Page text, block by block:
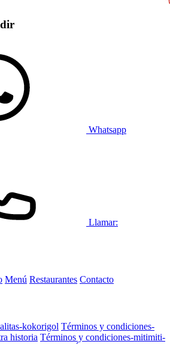
Whatsapp
Llamar:
Menú Restaurantes Contacto
kokorigol Términos y condiciones-
historia Términos y condiciones-mitimiti-